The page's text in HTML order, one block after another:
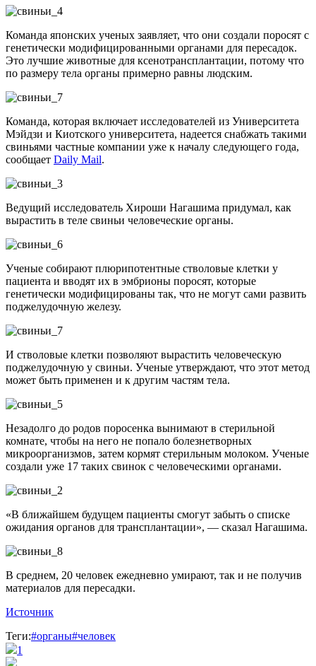
Команда японских ученых заявляет, что они создали поросят с
генетически модифицированными органами для пересадок.
Это лучшие животные для ксенотрансплантации, потому что
по размеру тела органы примерно равны людским.
Команда, которая включает исследователей из Университета
Мэйдзи и Киотского университета, надеется снабжать такими
свиньями частные компании уже к началу следующего года,
сообщает Daily Mail.
Ведущий исследователь Хироши Нагашима придумал, как
вырастить в теле свиньи человеческие органы.
Ученые собирают плюрипотентные стволовые клетки у
пациента и вводят их в эмбрионы поросят, которые
генетически модифицированы так, что не могут сами развить
поджелудочную железу.
И стволовые клетки позволяют вырастить человеческую
поджелудочную у свиньи. Ученые утверждают, что этот метод
может быть применен и к другим частям тела.
Незадолго до родов поросенка вынимают в стерильной
комнате, чтобы на него не попало болезнетворных
микроорганизмов, затем кормят стерильным молоком. Ученые
создали уже 17 таких свинок с человеческими органами.
«В ближайшем будущем пациенты смогут забыть о списке
ожидания органов для трансплантации», — сказал Нагашима.
В среднем, 20 человек ежедневно умирают, так и не получив
материалов для пересадки.
Источник
Теги:#органы#человек
1